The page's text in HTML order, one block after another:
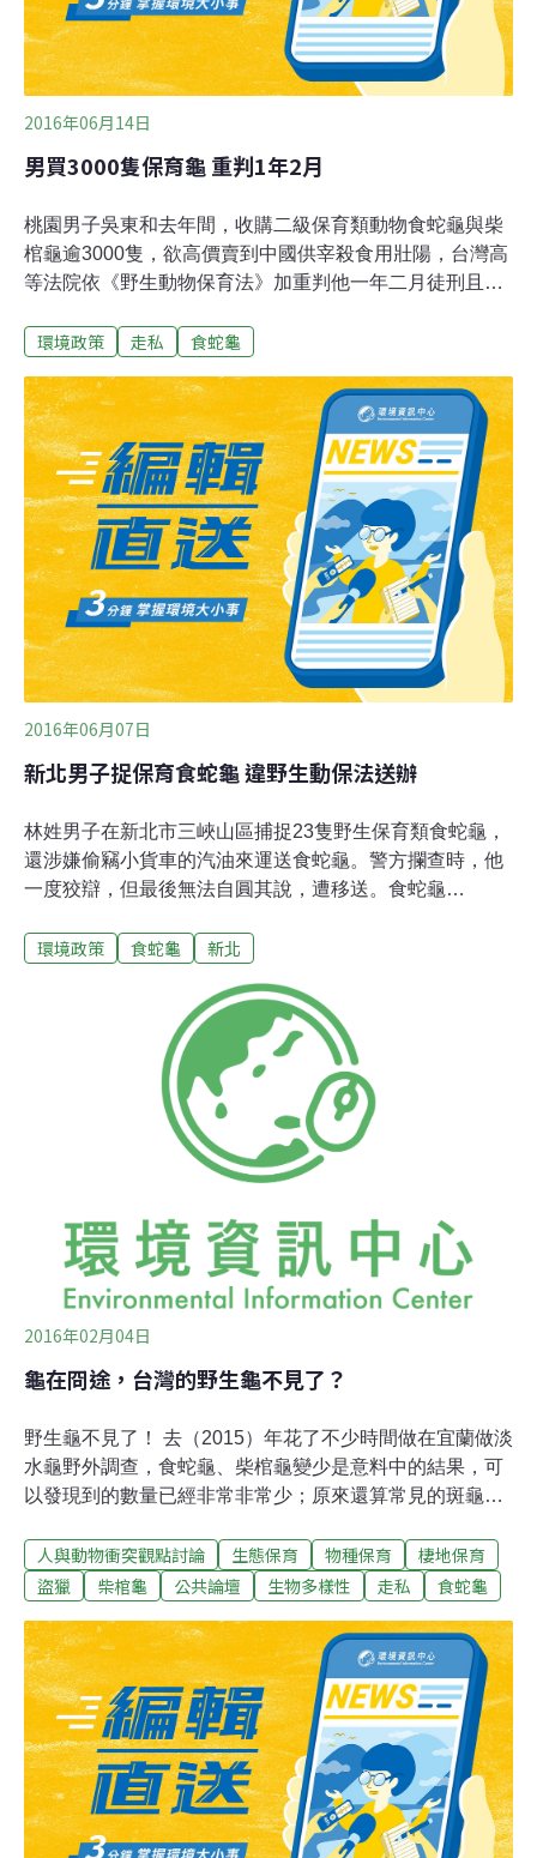
2016年06月14日
男買3000隻保育龜 重判1年2月
桃園男子吳東和去年間，收購二級保育類動物食蛇龜與柴
棺龜逾3000隻，欲高價賣到中國供宰殺食用壯陽，台灣高
等法院依《野生動物保育法》加重判他一年二月徒刑且不
龜繁殖等生意為由，聲請解除限制出境，日前被最高院駁
6500元，在北部收購食蛇龜與柴棺龜，打算運到對岸賣
錢，去年七月被檢警及時查獲，起出食蛇龜2300多隻、柴
棺龜931隻，每隻均重約一台斤，數量號稱歷年之冠，幾
乎等於2006年到2012年國內查獲總和。在對岸經營養龜場
的吳男始終認罪，二審指吳男曾有捕捉保育類眼鏡蛇被判
刑紀錄，一審輕判對吳男無關痛癢，改重判他一年二月、
不給緩刑。吳男上訴最高院後，另聲請解除限制出境，希
望判刑定讞前，回對岸工作並與家人團聚。但法官認為，
吳男在對岸經營龜類繁殖場，與本案犯行有密切關連，須
限制出境與出海以確保日後審
環境政策 走私 食蛇龜
2016年06月07日
新北男子捉保育食蛇龜 違野生動保法送辦
林姓男子在新北市三峽山區捕捉23隻野生保育類食蛇龜，
還涉嫌偷竊小貨車的汽油來運送食蛇龜。警方攔查時，他
一度狡辯，但最後無法自圓其說，遭移送。食蛇龜
龜，背甲顏色為深褐色，中央有條黃色稜脊；頭部顏色呈
入「瀕臨絕種野生動植物國際貿易公約」附錄II，以受保
護。新莊警分局5日表示，福營派出所所長張志誠，4日凌
晨率3名員警，於台65快速道路新莊下橋處，執行路檢勤
務，攔查1部小轎車，聞到車中傳來刺鼻汽油味，發現副
駕駛座有1桶可疑汽油。警方檢查後行李廂，發現有一箱
龜類。詢問林姓嫌疑人這一箱龜的來源，他卻吞吞吐吐，
答非所問。警方通知新北市府野生動物保育聯合執行小
台幣35萬元左右。林嫌供稱，食蛇龜是在三峽山區捕捉賣
錢貼補家用，汽油是在五股區偷
環境政策 食蛇龜 新北
2016年02月04日
龜在冏途，台灣的野生龜不見了？
野生龜不見了！ 去（2015）年花了不少時間做在宜蘭做淡
水龜野外調查，食蛇龜、柴棺龜變少是意料中的結果，可
以發現到的數量已經非常非常少；原來還算常見的斑龜及
只發現15隻食蛇龜、8隻柴棺龜、21隻斑龜及5隻中華鱉，
野生淡水龜不見了，只能用「慘」來形容！或許不少人認
化」也是重要原因。不管願意接受的原因為何？野生龜不
見了！ 努力尋找49處合適的棲息環境，只在9處有發現食
蛇龜，但卻在13處發現有捕龜陷阱，實在太離譜！10年前
是在12處調查地點中，在6處曾發現食蛇龜，且數量銳
減，代表著有7成以上的野生食蛇龜不見了。但最慘的還
不是食蛇龜，而是柴棺龜！10年前是在13處調地點中，就
有7處有柴棺龜，去年調查的39處地點，僅在6處找到；以
前曾在一個陷阱籠內捕獲超過8隻，而最近的調查卻是一
人與動物衝突觀點討論 生態保育 物種保育
棲地保育
盜獵
柴棺龜 公共論壇 生物多樣性 走私 食蛇龜